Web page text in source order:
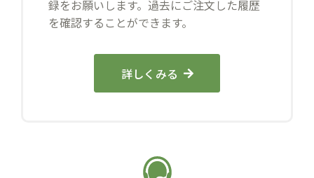
録をお願いします。過去にご注文した履歴
を確認することができます。
詳しくみる